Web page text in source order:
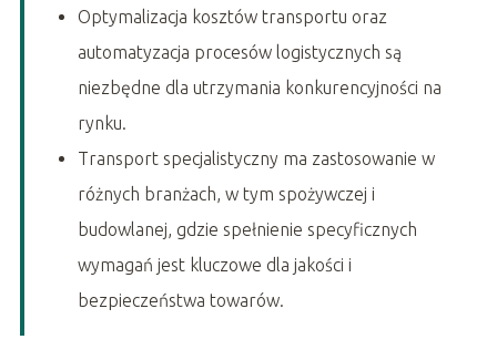
Optymalizacja kosztów transportu oraz
automatyzacja procesów logistycznych są
niezbędne dla utrzymania konkurencyjności na
rynku.
Transport specjalistyczny ma zastosowanie w
różnych branżach, w tym spożywczej i
budowlanej, gdzie spełnienie specyficznych
wymagań jest kluczowe dla jakości i
bezpieczeństwa towarów.